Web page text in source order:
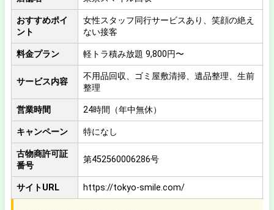
おすすめポイ
ント
女性スタッフ同行サービスあり、笑顔の絶え
ない接客
料金プラン 軽トラ積み放題 9,800円〜
サービス内容
不用品回収、ゴミ屋敷清掃、遺品整理、生前
整理
営業時間 24時間（年中無休）
キャンペーン 特になし
古物商許可証
番号
第452560006286号
サイトURL https://tokyo-smile.com/